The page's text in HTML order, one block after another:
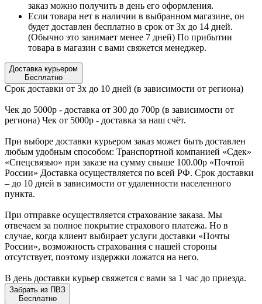
заказ можно получить в день его оформления.
Если товара нет в наличии в выбранном магазине, он
будет доставлен бесплатно в срок от 3х до 14 дней.
(Обычно это занимает менее 7 дней) По прибытии
товара в магазин с вами свяжется менеджер.
Доставка курьером
Бесплатно
Срок доставки от 3х до 10 дней (в зависимости от региона)
Чек до 5000р - доставка от 300 до 700р (в зависимости от
региона) Чек от 5000р - доставка за наш счёт.
При выборе доставки курьером заказ может быть доставлен
любым удобным способом: Транспортной компанией «Сдек»
«Спецсвязью» при заказе на сумму свыше 100.00р «Почтой
России» Доставка осуществляется по всей РФ. Срок доставки
– до 10 дней в зависимости от удаленности населенного
пункта.
При отправке осуществляется страхование заказа. Мы
отвечаем за полное покрытие страхового платежа. Но в
случае, когда клиент выбирает услуги доставки «Почты
России», возможность страхования с нашей стороны
отсутствует, поэтому издержки ложатся на него.
В день доставки курьер свяжется с вами за 1 час до приезда.
Забрать из ПВЗ
Бесплатно